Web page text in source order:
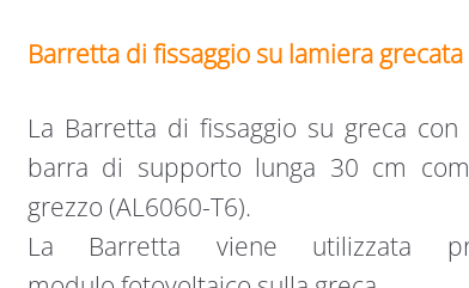
Barretta di fissaggio su lamiera
La Barretta di fissaggio su greca
barra di supporto lunga 30 cm
grezzo (AL6060-T6).
La Barretta viene utilizzata